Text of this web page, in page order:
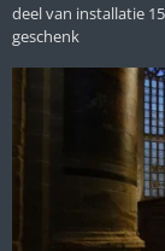
deel van installatie
geschenk